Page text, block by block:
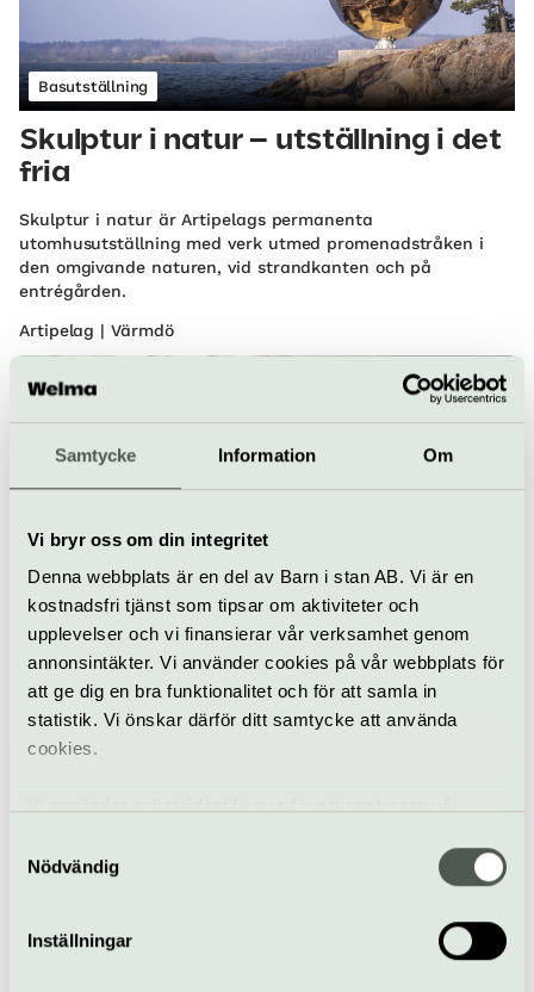
Samtycke Information Om
Vi bryr oss om din integritet
Denna webbplats är en del av Barn i stan AB. Vi är en
kostnadsfri tjänst som tipsar om aktiviteter och
upplevelser och vi finansierar vår verksamhet genom
annonsintäkter. Vi använder cookies på vår webbplats för
att ge dig en bra funktionalitet och för att samla in
statistik. Vi önskar därför ditt samtycke att använda
cookies.
samt tillhandahålla funktioner för sociala medier. Vi
vidarebefordrar även sådana identifierare och annan
information från din enhet till de sociala medier och
annons- och analysföretag som vi samarbetar med.
Nödvändig
Inställningar
Basutställning
Skulptur i natur – utställning i det
fria
Skulptur i natur är Artipelags permanenta
utomhusutställning med verk utmed promenadstråken i
den omgivande naturen, vid strandkanten och på
entrégården.
Artipelag | Värmdö
Visning
Guidad visning i Absolut Absolut
23 maj–30 aug
Följ med på en guidad visning genom annonsnostalgi och
kreativitet i utställningen Absolut Absolut – A Spectacular
Spritmuseum | Djurgården